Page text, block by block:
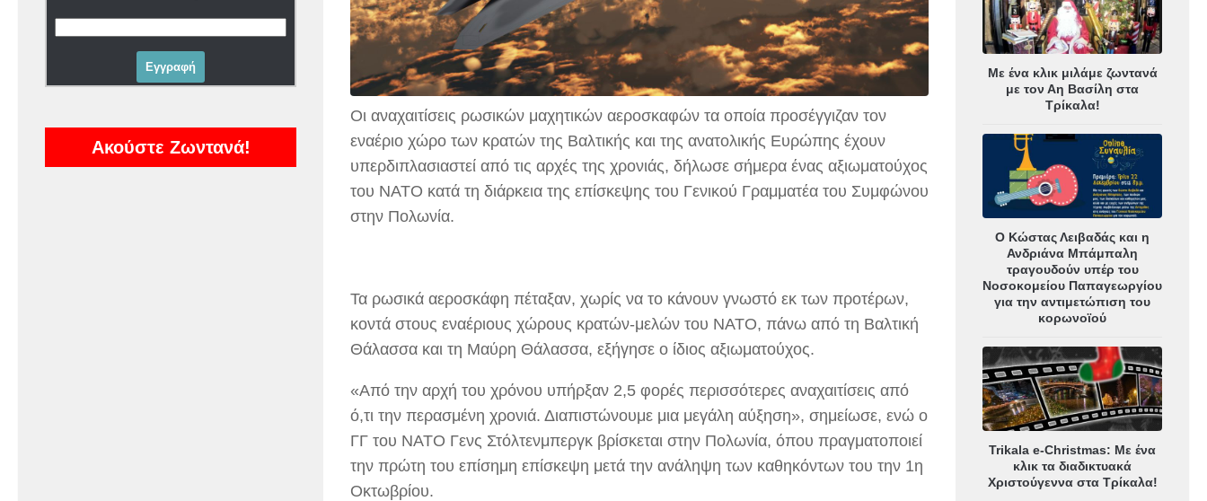
Οι αναχαιτίσεις ρωσικών μαχητικών αεροσκαφών τα οποία προσέγγιζαν τον
εναέριο χώρο των κρατών της Βαλτικής και της ανατολικής Ευρώπης έχουν
υπερδιπλασιαστεί από τις αρχές της χρονιάς, δήλωσε σήμερα ένας αξιωματούχος
του NATO κατά τη διάρκεια της επίσκεψης του Γενικού Γραμματέα του Συμφώνου
στην Πολωνία.
Τα ρωσικά αεροσκάφη πέταξαν, χωρίς να το κάνουν γνωστό εκ των προτέρων,
κοντά στους εναέριους χώρους κρατών-μελών του NATO, πάνω από τη Βαλτική
Θάλασσα και τη Μαύρη Θάλασσα, εξήγησε ο ίδιος αξιωματούχος.
«Από την αρχή του χρόνου υπήρξαν 2,5 φορές περισσότερες αναχαιτίσεις από
ό,τι την περασμένη χρονιά. Διαπιστώνουμε μια μεγάλη αύξηση», σημείωσε, ενώ ο
ΓΓ του NATO Γενς Στόλτενμπεργκ βρίσκεται στην Πολωνία, όπου πραγματοποιεί
την πρώτη του επίσημη επίσκεψη μετά την ανάληψη των καθηκόντων του την 1η
Οκτωβρίου.
Ακούστε Ζωντανά!
Με ένα κλικ μιλάμε ζωντανά
με τον Αη Βασίλη στα
Τρίκαλα!
Ο Κώστας Λειβαδάς και η
Ανδριάνα Μπάμπαλη
τραγουδούν υπέρ του
Νοσοκομείου Παπαγεωργίου
για την αντιμετώπιση του
κορωνοϊού
Trikala e-Christmas: Με ένα
κλικ τα διαδικτυακά
Χριστούγεννα στα Τρίκαλα!